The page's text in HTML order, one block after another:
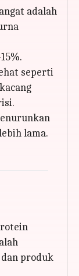
adalah
seperti
lama.
produk